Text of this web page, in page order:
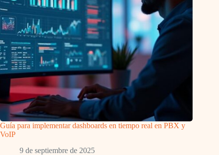
Guía para implementar dashboards en tiempo real en PBX y
VoIP
9 de septiembre de 2025